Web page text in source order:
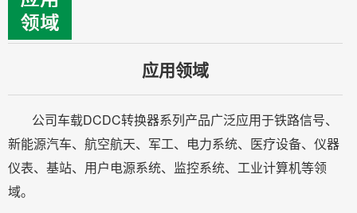
应用领域
公司车载DCDC转换器系列产品广泛应用于铁路信号、
新能源汽车、航空航天、军工、电力系统、医疗设备、仪器
仪表、基站、用户电源系统、监控系统、工业计算机等领
域。